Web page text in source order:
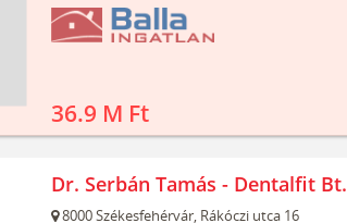
36.9 M Ft
Dr. Serbán Tamás - Dentalfit Bt.
8000Székesfehérvár, Rákóczi utca 16